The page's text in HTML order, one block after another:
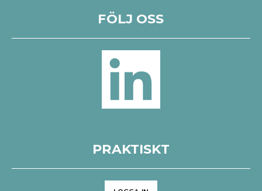
FÖLJ OSS
PRAKTISKT